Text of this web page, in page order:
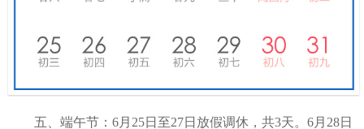
五、端午节：6月25日至27日放假调休，共3天。6月28日